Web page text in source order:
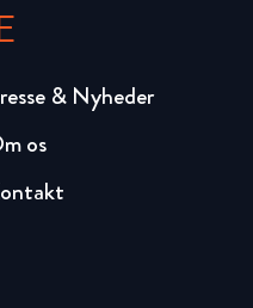
& Nyheder
os